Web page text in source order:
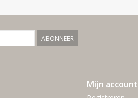
ABONNEER
Mijn account